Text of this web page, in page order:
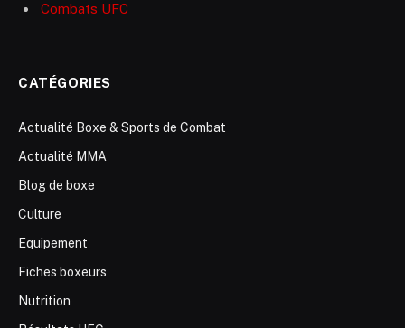
Combats UFC
CATÉGORIES
Actualité Boxe & Sports de Combat
Actualité MMA
Blog de boxe
Culture
Equipement
Fiches boxeurs
Nutrition